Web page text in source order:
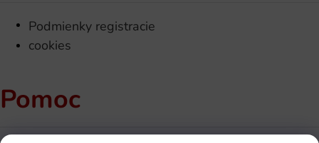
Podmienky registracie
cookies
Pomoc